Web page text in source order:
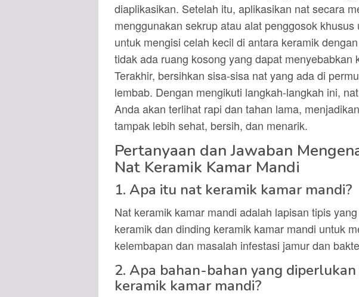
diaplikasikan. Setelah itu, aplikasikan nat secara
menggunakan sekrup atau alat penggosok
untuk mengisi celah kecil di antara keramik
tidak ada ruang kosong yang dapat menyebabkan
Terakhir, bersihkan sisa-sisa nat yang ada di
lembab. Dengan mengikuti langkah-langkah ini,
Anda akan terlihat rapi dan tahan lama,
tampak lebih sehat, bersih, dan menarik.
Pertanyaan dan Jawaban
Nat Keramik Kamar Mandi
1. Apa itu nat keramik kamar mandi?
Nat keramik kamar mandi adalah lapisan tipis
keramik dan dinding keramik kamar mandi untuk
kelembapan dan masalah infestasi jamur dan
2. Apa bahan-bahan yang
keramik kamar mandi?